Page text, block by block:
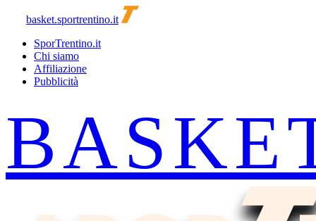
basket.sportrentino.it
SporTrentino.it
Chi siamo
Affiliazione
Pubblicità